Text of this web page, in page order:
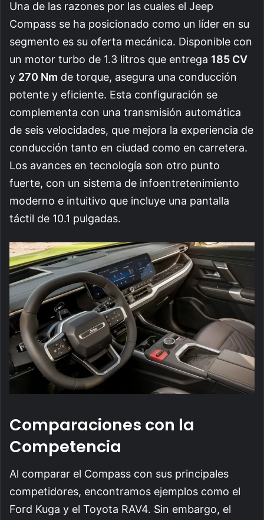
Una de las razones por las cuales el Jeep
Compass se ha posicionado como un líder en su
segmento es su oferta mecánica. Disponible con
un motor turbo de 1.3 litros que entrega 185 CV
y 270 Nm de torque, asegura una conducción
potente y eficiente. Esta configuración se
complementa con una transmisión automática
de seis velocidades, que mejora la experiencia de
conducción tanto en ciudad como en carretera.
Los avances en tecnología son otro punto
fuerte, con un sistema de infoentretenimiento
moderno e intuitivo que incluye una pantalla
táctil de 10.1 pulgadas.
Comparaciones con la
Competencia
Al comparar el Compass con sus principales
competidores, encontramos ejemplos como el
Ford Kuga y el Toyota RAV4. Sin embargo, el